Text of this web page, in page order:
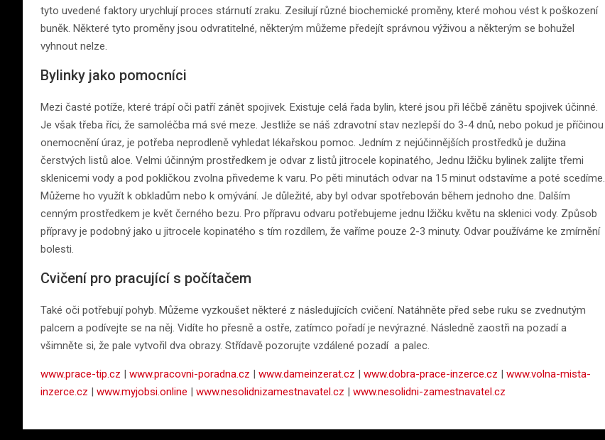
tyto uvedené faktory urychlují proces stárnutí zraku. Zesilují různé biochemické proměny, které mohou vést k poškození
buněk. Některé tyto proměny jsou odvratitelné, některým můžeme předejít správnou výživou a některým se bohužel
vyhnout nelze.
Bylinky jako pomocníci
Mezi časté potíže, které trápí oči patří zánět spojivek. Existuje celá řada bylin, které jsou při léčbě zánětu spojivek účinné.
Je však třeba říci, že samoléčba má své meze. Jestliže se náš zdravotní stav nezlepší do 3-4 dnů, nebo pokud je příčinou
onemocnění úraz, je potřeba neprodleně vyhledat lékařskou pomoc. Jedním z nejúčinnějších prostředků je dužina
čerstvých listů aloe. Velmi účinným prostředkem je odvar z listů jitrocele kopinatého, Jednu lžičku bylinek zalijte třemi
sklenicemi vody a pod pokličkou zvolna přivedeme k varu. Po pěti minutách odvar na 15 minut odstavíme a poté scedíme.
Můžeme ho využít k obkladům nebo k omývání. Je důležité, aby byl odvar spotřebován během jednoho dne. Dalším
cenným prostředkem je květ černého bezu. Pro přípravu odvaru potřebujeme jednu lžičku květu na sklenici vody. Způsob
přípravy je podobný jako u jitrocele kopinatého s tím rozdílem, že vaříme pouze 2-3 minuty. Odvar používáme ke zmírnění
bolesti.
Cvičení pro pracující s počítačem
Také oči potřebují pohyb. Můžeme vyzkoušet některé z následujících cvičení. Natáhněte před sebe ruku se zvednutým
palcem a podívejte se na něj. Vidíte ho přesně a ostře, zatímco pořadí je nevýrazné. Následně zaostři na pozadí a
všimněte si, že pale vytvořil dva obrazy. Střídavě pozorujte vzdálené pozadí a palec.
www.prace-tip.cz | www.pracovni-poradna.cz | www.dameinzerat.cz | www.dobra-prace-inzerce.cz | www.volna-mista-
inzerce.cz | www.myjobsi.online | www.nesolidnizamestnavatel.cz | www.nesolidni-zamestnavatel.cz